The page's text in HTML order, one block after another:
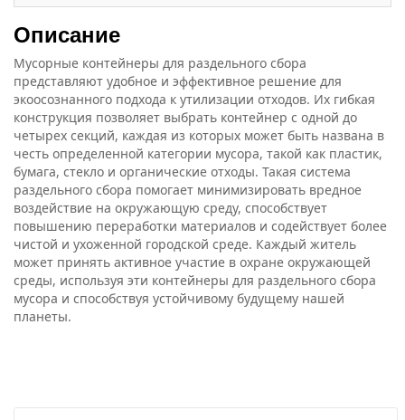
Описание
Мусорные контейнеры для раздельного сбора
представляют удобное и эффективное решение для
экоосознанного подхода к утилизации отходов. Их гибкая
конструкция позволяет выбрать контейнер с одной до
четырех секций, каждая из которых может быть названа в
честь определенной категории мусора, такой как пластик,
бумага, стекло и органические отходы. Такая система
раздельного сбора помогает минимизировать вредное
воздействие на окружающую среду, способствует
повышению переработки материалов и содействует более
чистой и ухоженной городской среде. Каждый житель
может принять активное участие в охране окружающей
среды, используя эти контейнеры для раздельного сбора
мусора и способствуя устойчивому будущему нашей
планеты.